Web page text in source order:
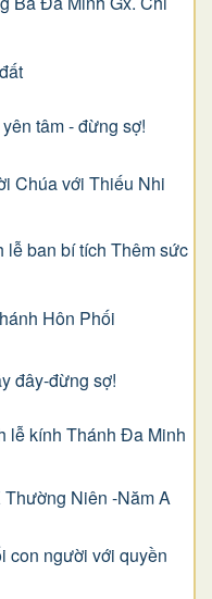
tâm - đừng sợ!
Chúa với Thiếu Nhi
lễ ban bí tích Thêm sức
Hôn Phối
đây-đừng sợ!
lễ kính Thánh Đa Minh
Niên -Năm A
con người với quyền